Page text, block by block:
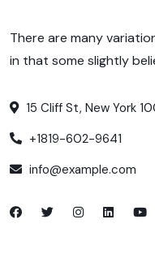
There are many
in that some slightly
15 Cliff St, New York
+1819-602-9641
info@example.com